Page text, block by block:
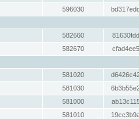
596030
582660
582670
581020
581030
581000
581010